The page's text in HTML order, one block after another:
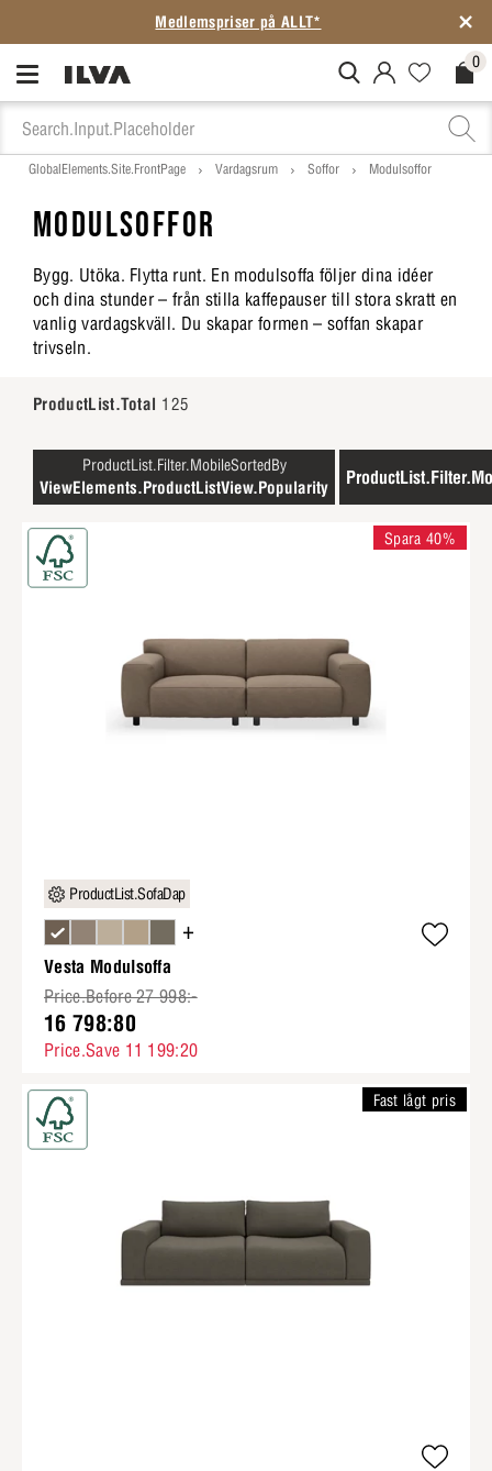
Medlemspriser på ALLT*
MitIlva.Login 0
GlobalElements.Site.FrontPage Vardagsrum Soffor Modulsoffor
MODULSOFFOR
Bygg. Utöka. Flytta runt. En modulsoffa följer dina idéer
och dina stunder – från stilla kaffepauser till stora skratt en
vanlig vardagskväll. Du skapar formen – soffan skapar
trivseln.
ProductList.Total 125
ProductList.Filter.MobileSortedBy
ViewElements.ProductListView.Popularity
ProductList.SofaDap
+
Vesta Modulsoffa
Price.Before 27 998:-
16 798:80
Price.Save 11 199:20
Spara 40%
Fast lågt pris